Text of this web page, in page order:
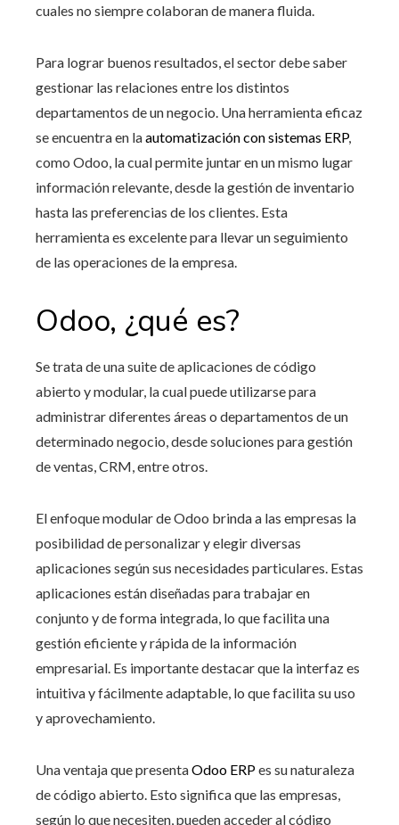
cuales no siempre colaboran de manera fluida.
Para lograr buenos resultados, el sector debe saber
gestionar las relaciones entre los distintos
departamentos de un negocio. Una herramienta eficaz
se encuentra en laautomatización con sistemas ERP,
como Odoo, la cual permite juntar en un mismo lugar
información relevante, desde la gestión de inventario
hasta las preferencias de los clientes. Esta
herramienta es excelente para llevar un seguimiento
de las operaciones de la empresa.
Odoo, ¿qué es?
Se trata de una suite de aplicaciones de código
abierto y modular, la cual puede utilizarse para
administrar diferentes áreas o departamentos de un
determinado negocio, desde soluciones para gestión
de ventas, CRM, entre otros.
El enfoque modular de Odoo brinda a las empresas la
posibilidad de personalizar y elegir diversas
aplicaciones según sus necesidades particulares. Estas
aplicaciones están diseñadas para trabajar en
conjunto y de forma integrada, lo que facilita una
gestión eficiente y rápida de la información
empresarial. Es importante destacar que la interfaz es
intuitiva y fácilmente adaptable, lo que facilita su uso
y aprovechamiento.
Una ventaja que presentaOdoo ERPes su naturaleza
de código abierto. Esto significa que las empresas,
según lo que necesiten, pueden acceder al código